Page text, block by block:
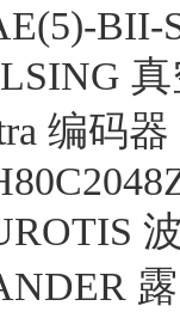
BII-
真
编码器